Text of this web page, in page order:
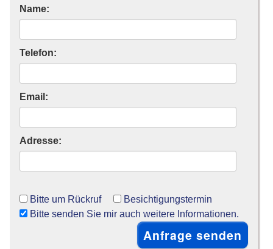
Name:
Telefon:
Email:
Adresse:
Bitte um Rückruf
Besichtigungstermin
Bitte senden Sie mir auch weitere Informationen.